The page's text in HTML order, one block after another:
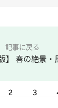
記事に戻る
】 春の絶景・
2 3